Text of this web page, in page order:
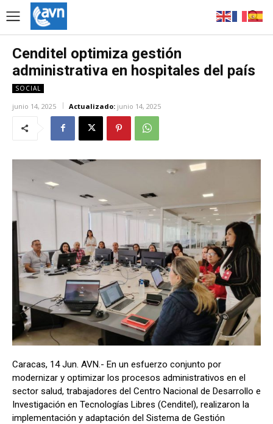
Cenditel optimiza gestión
administrativa en hospitales del país
SOCIAL
junio 14, 2025 Actualizado: junio 14, 2025
Caracas, 14 Jun. AVN.- En un esfuerzo conjunto por
modernizar y optimizar los procesos administrativos en el
sector salud, trabajadores del Centro Nacional de Desarrollo e
Investigación en Tecnologías Libres (Cenditel), realizaron la
implementación y adaptación del Sistema de Gestión